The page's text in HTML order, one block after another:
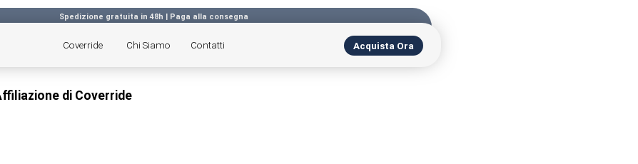
Spedizione gratuita in 48h | Paga alla consegna
Coverride Chi Siamo Contatti Acquista Ora
di Coverride